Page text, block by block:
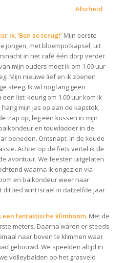
Afscheid
ik. ‘Ben zo terug!’Mijn eerste
jongen, met bloempotkapsel, uit
in het café één dorp verder.
mijn ouders moet ik om 1.00 uur
Mijn nieuwe lief en ik zoenen
steeg. Ik wil nog lang geen
list: keurig om 1.00 uur kom ik
mijn jas op aan de kapstok,
trap op, leg een kussen in mijn
en touwladder in de
beneden. Ontsnapt. In de koude
Achter op de fiets vertel ik de
avontuur. We feesten uitgelaten
waarna ik ongezien via
en balkondeur weer naar
dit lied wint Israël in datzelfde jaar
fantastische klimboom.Met de
meters. Daarna waren er steeds
naar boven te klimmen waar
gebouwd. We speelden altijd in
volleybalden op het grasveld